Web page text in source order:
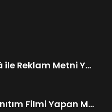
Yapay Zekâ ile Reklam Metni Yazmak
İzmir’de Tanıtım Filmi Yapan Markalar Neden